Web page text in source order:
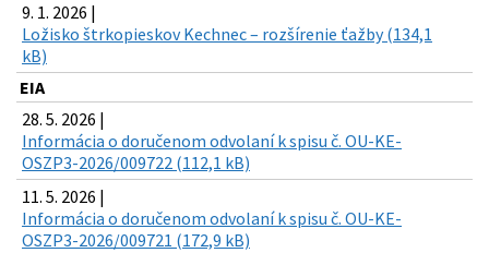
9. 1. 2026 |
Ložisko štrkopieskov Kechnec – rozšírenie ťažby (134,1
kB)
EIA
28. 5. 2026 |
Informácia o doručenom odvolaní k spisu č. OU-KE-
OSZP3-2026/009722 (112,1 kB)
11. 5. 2026 |
Informácia o doručenom odvolaní k spisu č. OU-KE-
OSZP3-2026/009721 (172,9 kB)